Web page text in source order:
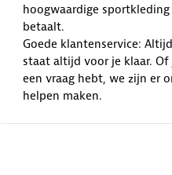
hoogwaardige
betaalt.
Goede klantenservice:
staat altijd voor je klaar.
een vraag hebt, we zijn er
helpen maken.